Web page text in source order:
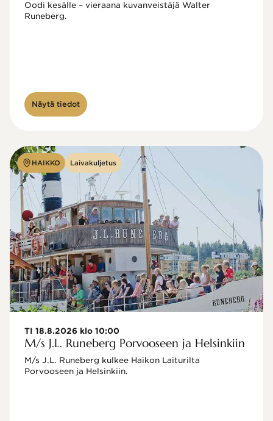
Oodi kesälle – vieraana kuvanveistäjä Walter
Näytä tiedot
HAIKKO Laivakuljetus
TI 18.8.2026 klo 10:00
M/s J.L. Runeberg Porvooseen ja Helsinkiin
M/s J.L. Runeberg kulkee Haikon Laiturilta
Porvooseen ja Helsinkiin.